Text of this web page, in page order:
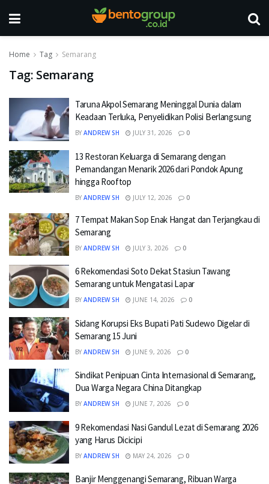
Home Tag Semarang
Tag: Semarang
Taruna Akpol Semarang Meninggal Dunia dalam
Keadaan Terluka, Penyelidikan Polisi Berlangsung
BY ANDREW SH JULY 31, 2026 0
13 Restoran Keluarga di Semarang dengan
Pemandangan Menarik 2026 dari Pondok Apung
hingga Rooftop
BY ANDREW SH JULY 12, 2026 0
7 Tempat Makan Sop Enak Hangat dan Terjangkau di
Semarang
BY ANDREW SH JULY 3, 2026 0
6 Rekomendasi Soto Dekat Stasiun Tawang
Semarang untuk Mengatasi Lapar
BY ANDREW SH JUNE 14, 2026 0
Sidang Korupsi Eks Bupati Pati Sudewo Digelar di
Semarang 15 Juni
BY ANDREW SH JUNE 9, 2026 0
Sindikat Penipuan Cinta Internasional di Semarang,
Dua Warga Negara China Ditangkap
BY ANDREW SH JUNE 7, 2026 0
9 Rekomendasi Nasi Gandul Lezat di Semarang 2026
yang Harus Dicicipi
BY ANDREW SH MAY 24, 2026 0
Banjir Menggenangi Semarang, Ribuan Warga